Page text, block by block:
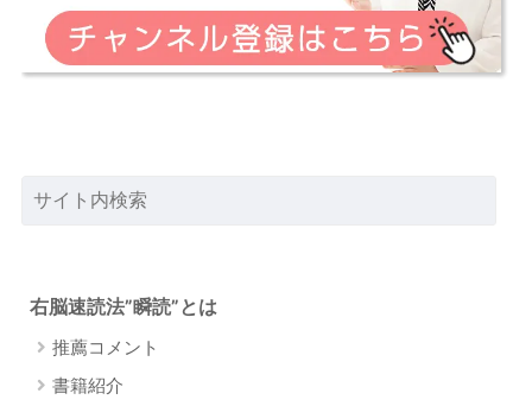
右脳速読法”瞬読”とは
推薦コメント
書籍紹介